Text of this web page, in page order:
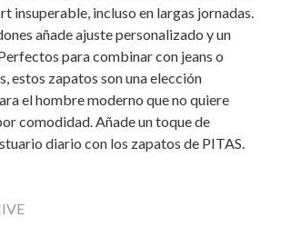
insuperable, incluso en largas jornadas.
añade ajuste personalizado y un
para combinar con jeans o
estos zapatos son una elección
el hombre moderno que no quiere
comodidad. Añade un toque de
diario con los zapatos de PITAS.